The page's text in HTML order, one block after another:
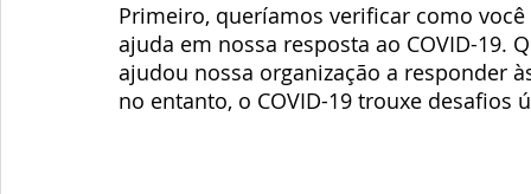
Primeiro, queríamos verificar como
ajuda em nossa resposta ao COVID-19.
ajudou nossa organização a responder
no entanto, o COVID-19 trouxe desafios